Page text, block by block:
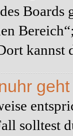
Boards
kannst
solltest